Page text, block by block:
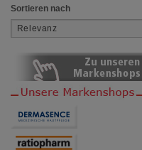
Sortieren nach